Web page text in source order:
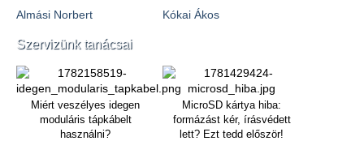
Almási Norbert
Kókai Ákos
Szervizünk tanácsai
Miért veszélyes idegen
moduláris tápkábelt
használni?
MicroSD kártya hiba:
formázást kér, írásvédett
lett? Ezt tedd először!